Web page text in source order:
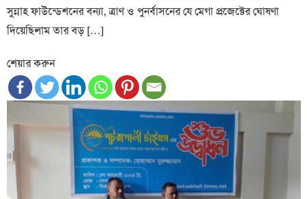
সুন্নাহ ফাউন্ডেশনের বন্যা, ত্রাণ ও পুনর্বাসনের যে মেগা প্রজেক্টের ঘোষণা
দিয়েছিলাম তার বড় […]
শেয়ার করুন